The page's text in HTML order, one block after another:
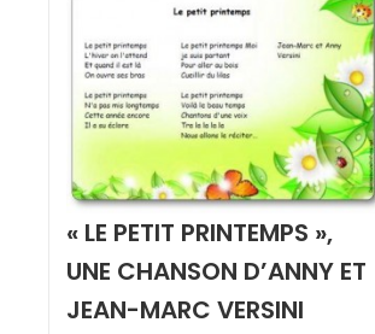
« LE PETIT PRINTEMPS »,
UNE CHANSON D’ANNY ET
JEAN-MARC VERSINI